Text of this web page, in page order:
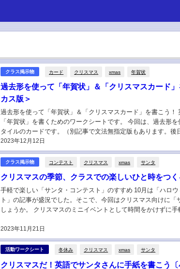
クラス掲示物 カード クリスマス xmas 年賀状
過去形を使って「年賀状」＆「クリスマスカード
カス版＞
2023年12月12日
過去形を使って「年賀状」＆「クリスマスカード」を書こう！
「年賀状」を書くためのワークシートです。 今回は、過去形
タイルのカードです。（別記事で文法無指定版もあります。後
ていつでも連絡が取れるようになり、年賀状じまいが進んでい...
クラス掲示物 コンテスト クリスマス xmas サンタ
クリスマスの季節、クラスでの楽しいひと時をつく
2023年11月21日
手軽で楽しい「サンタ・コンテスト」のすすめ 10月は「ハロ
ト」の記事が盛況でした。そこで、今回はクリスマス向けに
しょうか。 クリスマスのミニイベントとして時間をかけずに手
活動ワークシート 冬休み クリスマス xmas サンタ
クリスマスだ！英語でサンタさんに手紙を書こう〔